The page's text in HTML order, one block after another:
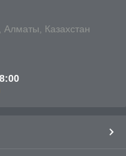
Казахстан